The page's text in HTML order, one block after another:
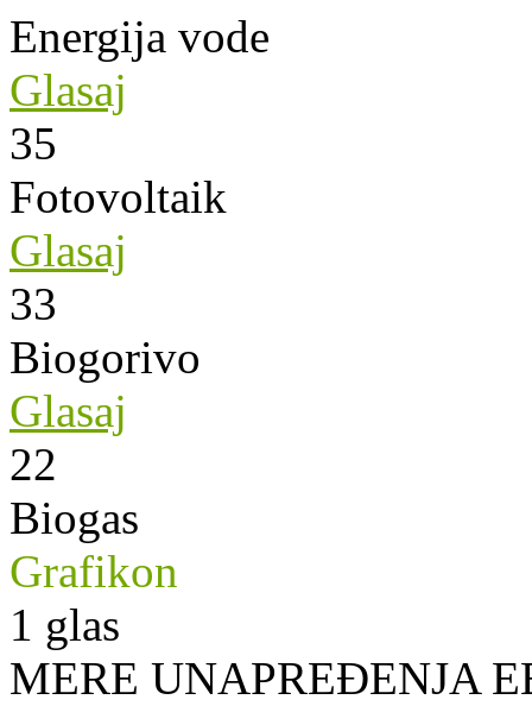
Energija vode
Glasaj
35
Fotovoltaik
Glasaj
33
Biogorivo
Glasaj
22
Biogas
Grafikon
1 glas
MERE UNAPREĐENJA